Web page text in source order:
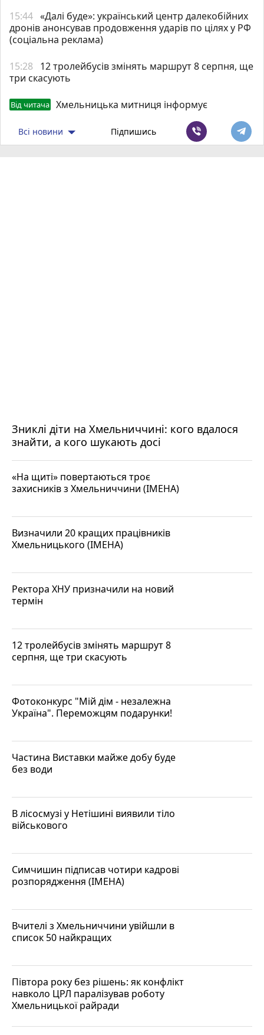
15:44 «Далі буде»: український центр далекобійних
дронів анонсував продовження ударів по цілях у РФ
(соціальна реклама)
15:28
12 тролейбусів змінять маршрут 8 серпня, ще
три скасують
Від читача Хмельницька митниця інформує
Всі новини Підпишись
Зниклі діти на Хмельниччині: кого вдалося
знайти, а кого шукають досі
«На щиті» повертаються троє
захисників з Хмельниччини (ІМЕНА)
Визначили 20 кращих працівників
Хмельницького (ІМЕНА)
Ректора ХНУ призначили на новий
термін
12 тролейбусів змінять маршрут 8
серпня, ще три скасують
Фотоконкурс "Мій дім - незалежна
Україна". Переможцям подарунки!
Частина Виставки майже добу буде
без води
В лісосмузі у Нетішині виявили тіло
військового
Симчишин підписав чотири кадрові
розпорядження (ІМЕНА)
Вчителі з Хмельниччини увійшли в
список 50 найкращих
Півтора року без рішень: як конфлікт
навколо ЦРЛ паралізував роботу
Хмельницької райради